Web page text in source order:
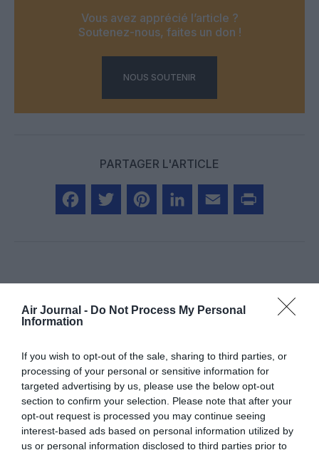
Air Journal - Do Not Process My Personal
Information
If you wish to opt-out of the sale, sharing to third parties, or
processing of your personal or sensitive information for
targeted advertising by us, please use the below opt-out
section to confirm your selection. Please note that after your
opt-out request is processed you may continue seeing
interest-based ads based on personal information utilized by
us or personal information disclosed to third parties prior to
Vous avez apprécié l’article ?
Soutenez-nous, faites un don !
NOUS SOUTENIR
PARTAGER L'ARTICLE
FAIRE UN DON
Appel aux lecteurs !